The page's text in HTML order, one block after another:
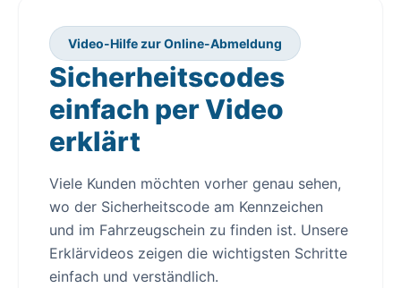
Video-Hilfe zur Online-Abmeldung
Sicherheitscodes
einfach per Video
erklärt
Viele Kunden möchten vorher genau sehen,
wo der Sicherheitscode am Kennzeichen
und im Fahrzeugschein zu finden ist. Unsere
Erklärvideos zeigen die wichtigsten Schritte
einfach und verständlich.